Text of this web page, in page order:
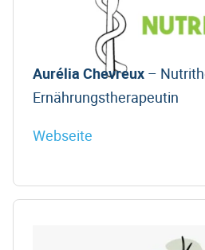
Aurélia Chevreux –
Ernährungstherapeutin
Webseite